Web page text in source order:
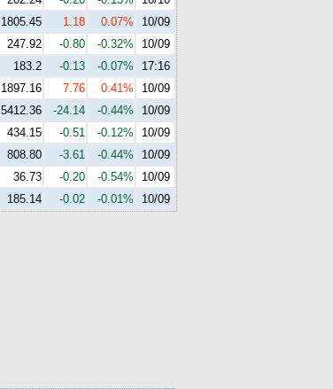
1805.45 1.18 0.07%
10/09
247.92 -0.80 -0.32%
10/09
183.2 -0.13 -0.07%
17:16
1897.16 7.76 0.41%
10/09
5412.36 -24.14 -0.44%
10/09
434.15 -0.51 -0.12%
10/09
808.80 -3.61 -0.44%
10/09
36.73 -0.20 -0.54%
10/09
185.14 -0.02 -0.01% 10/09